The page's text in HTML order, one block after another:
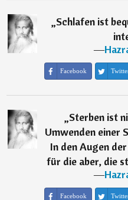
„Schlafen ist
―
Facebook
„Sterben ist
Umwenden einer
In den Augen
für die aber, die
―
Facebook